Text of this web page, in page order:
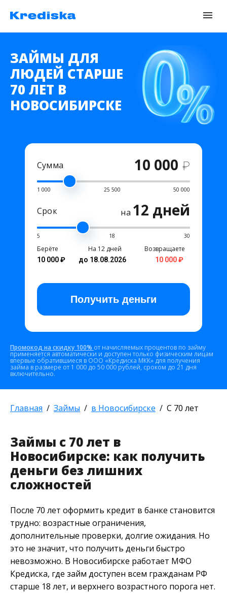
ЗАЙМЫ ДЛЯ
ЛЮДЕЙ СТАРШЕ
70 ЛЕТ В
НОВОСИБИРСКЕ
Сумма 10 000 ₽
1 000 25 500 50 000
Срок на 12 дней
5 18 30
Берёте
10 000 ₽
На 12 дней
до 18.08.2026
Возвращаете
10 000 ₽
Получить деньги
Промокод на скидку 100% от начисляемых процентов по займу
применяется автоматически и доступен только физическим лицам
впервые обратившиеся в ООО «Кредиска МКК» для получения
займа в размере от 1 000 до 50 000 рублей, сроком до 21 дня
включительно.
Главная Займы в Новосибирске С 70 лет
Займы с 70 лет в
Новосибирске: как получить
деньги без лишних
сложностей
После 70 лет оформить кредит в банке становится
трудно: возрастные ограничения,
дополнительные проверки, долгие ожидания. Но
это не значит, что получить деньги быстро
невозможно. В Новосибирске работает МФО
Кредиска, где займ доступен всем гражданам РФ
старше 18 лет, и верхнего возрастного порога нет.